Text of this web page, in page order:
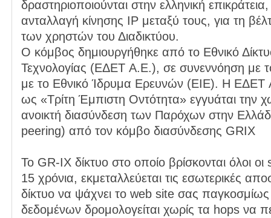
δραστηριοποιούνται στην ελληνική
ανταλλαγή κίνησης IP μεταξύ τους, για τη
των χρηστών του Διαδικτύου.
Ο κόμβος δημιουργήθηκε από το Εθνικό
Τεχνολογίας (ΕΔΕΤ A.E.), σε συνεννόηση με
με το Εθνικό Ίδρυμα Ερευνών (ΕΙΕ). Η ΕΔΕΤ
ως «Τρίτη Έμπιστη Οντότητα» εγγυάται την
ανοικτή διασύνδεση των Παρόχων στην
peering) από τον κόμβο διασύνδεσης GRIX
To GR-IX δίκτυο στο οποίο βρίσκονται όλοι
15 χρόνια, εκμεταλλεύεται τις εσωτερικές
δίκτυο να ψάχνει το web site σας παγκοσμίως
δεδομένων δρομολογείται χωρίς τα hops να